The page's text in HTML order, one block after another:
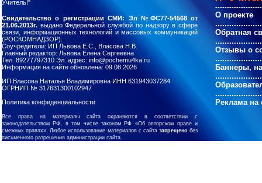
Учитель!"
О проекте
Обратная
Отзывы о
Баннеры,
Реклама на
Свидетельство о регистрации СМИ: Эл №ФС77-54568 от
21.06.2013г. выдано Федеральной службой по надзору в сфере
связи, информационных технологий и массовых коммуникаций
(РОСКОМНАДЗОР).
Соучредители: ИП Львова Е.С., Власова Н.В.
Главный редактор: Львова Елена Сергеевна
Тел. 89277797310 Эл. адрес: info@pochemu4ka.ru
Информация на сайте обновлена: 09.08.2026
ИП Власова Наталья Владимировна ИНН 631943037284
ОГРНИП № 317631300102947
Политика конфиденциальности
Все права на материалы сайта охраняются в соответствии с
законодательством РФ, в том числе законом РФ «Об авторском праве и
смежных правах». Любое использование материалов с сайта запрещенобез
письменного разрешения администрации сайта.